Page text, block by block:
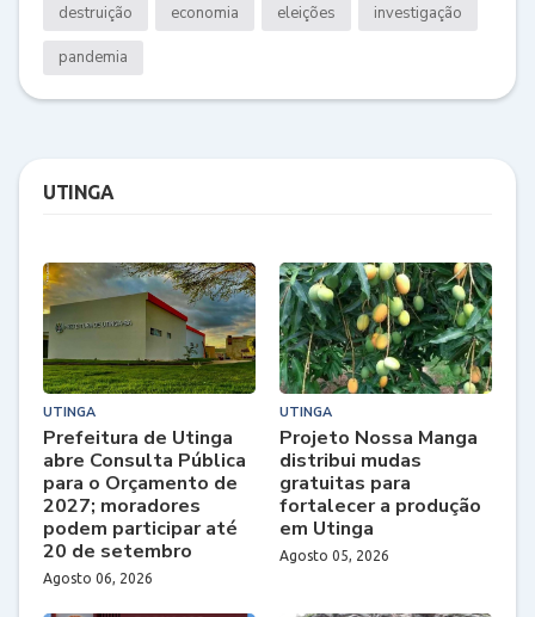
destruição economia eleições investigação
pandemia
UTINGA
UTINGA
Prefeitura de Utinga
abre Consulta Pública
para o Orçamento de
2027; moradores
podem participar até
20 de setembro
Agosto 06, 2026
UTINGA
Projeto Nossa Manga
distribui mudas
gratuitas para
fortalecer a produção
em Utinga
Agosto 05, 2026